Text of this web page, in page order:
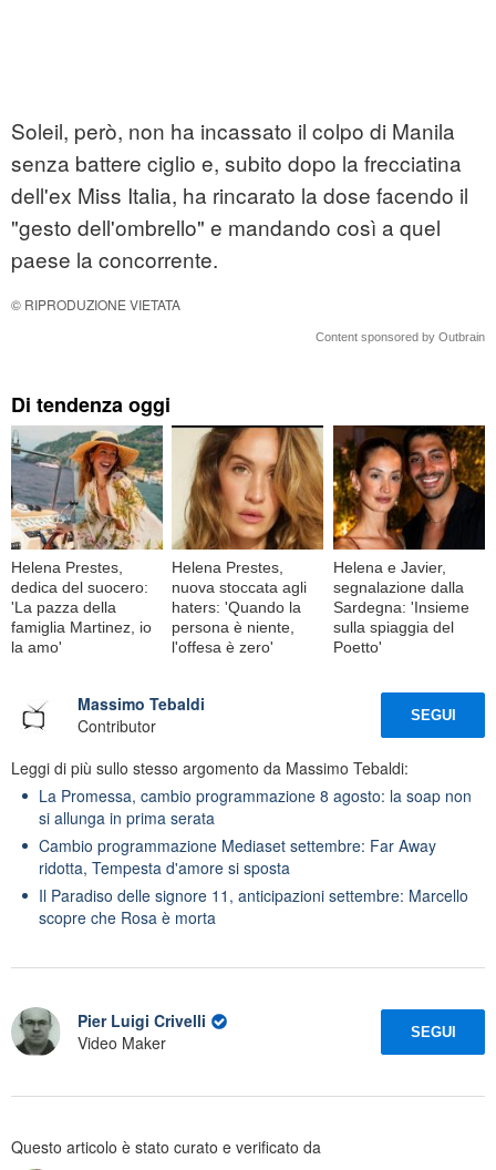
Soleil, però, non ha incassato il colpo di Manila
senza battere ciglio e, subito dopo la frecciatina
dell'ex Miss Italia, ha rincarato la dose facendo il
"gesto dell'ombrello" e mandando così a quel
paese la concorrente.
© RIPRODUZIONE VIETATA
Content sponsored by Outbrain
Di tendenza oggi
Helena Prestes,
dedica del suocero:
'La pazza della
famiglia Martinez, io
la amo'
Helena Prestes,
nuova stoccata agli
haters: 'Quando la
persona è niente,
l'offesa è zero'
Helena e Javier,
segnalazione dalla
Sardegna: 'Insieme
sulla spiaggia del
Poetto'
Massimo Tebaldi
Contributor
SEGUI
Leggi di più sullo stesso argomento da Massimo Tebaldi:
La Promessa, cambio programmazione 8 agosto: la soap non
si allunga in prima serata
Cambio programmazione Mediaset settembre: Far Away
ridotta, Tempesta d'amore si sposta
Il Paradiso delle signore 11, anticipazioni settembre: Marcello
scopre che Rosa è morta
Pier Luigi Crivelli
Video Maker
SEGUI
Questo articolo è stato curato e verificato da